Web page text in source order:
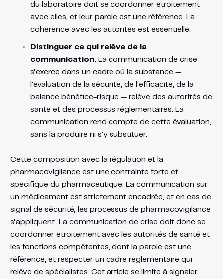
du laboratoire doit se coordonner étroitement
avec elles, et leur parole est une référence. La
cohérence avec les autorités est essentielle.
Distinguer ce qui relève de la
communication.La communication de crise
s’exerce dans un cadre où la substance —
l’évaluation de la sécurité, de l’efficacité, de la
balance bénéfice-risque — relève des autorités de
santé et des processus réglementaires. La
communication rend compte de cette évaluation,
sans la produire ni s’y substituer.
Cette composition avec la régulation et la
pharmacovigilance est une contrainte forte et
spécifique du pharmaceutique. La communication sur
un médicament est strictement encadrée, et en cas de
signal de sécurité, les processus de pharmacovigilance
s’appliquent. La communication de crise doit donc se
coordonner étroitement avec les autorités de santé et
les fonctions compétentes, dont la parole est une
référence, et respecter un cadre réglementaire qui
relève de spécialistes. Cet article se limite à signaler